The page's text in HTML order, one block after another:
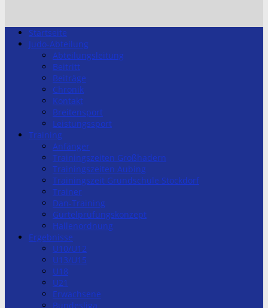
Startseite
Judo-Abteilung
Abteilungsleitung
Beitritt
Beiträge
Chronik
Kontakt
Breitensport
Leistungssport
Training
Anfänger
Trainingszeiten Großhadern
Trainingszeiten Aubing
Trainingszeit Grundschule Stockdorf
Trainer
Dan-Training
Gürtelprüfungskonzept
Hallenordnung
Ergebnisse
U10/U12
U13/U15
U18
U21
Erwachsene
Bundesliga